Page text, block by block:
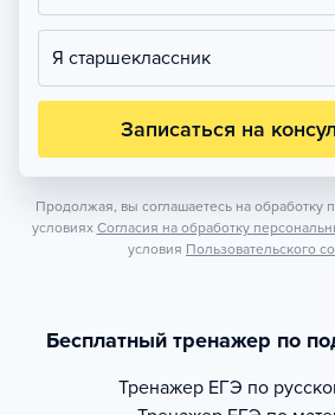
Я старшеклассник
Записаться на
Продолжая, вы соглашаетесь на обработку
условиях Согласия на обработку
условия Пользовательского
Бесплатный тренажер по
Тренажер ЕГЭ по